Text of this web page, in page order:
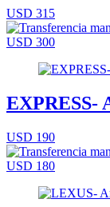
USD 315
USD 300
EXPRESS-
USD 190
USD 180